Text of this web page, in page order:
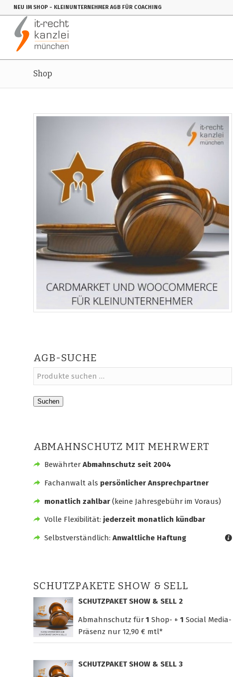
NEU IM SHOP - KLEINUNTERNEHMER AGB FÜR COACHING
Shop
AGB-SUCHE
Suchen
ABMAHNSCHUTZ MIT MEHRWERT
BewährterAbmahnschutz seit 2004
Fachanwalt als persönlicher Ansprechpartner
monatlich zahlbar(keine Jahresgebühr im Voraus)
Volle Flexibilität: jederzeit monatlich kündbar
Selbstverständlich: Anwaltliche Haftung
SCHUTZPAKETE SHOW & SELL
SCHUTZPAKET SHOW & SELL 2
Abmahnschutz für 1 Shop- + 1 Social Media-
Präsenz nur 12,90 € mtl*
SCHUTZPAKET SHOW & SELL 3